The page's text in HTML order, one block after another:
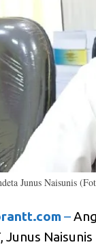
Junus Naisunis
–
Junus